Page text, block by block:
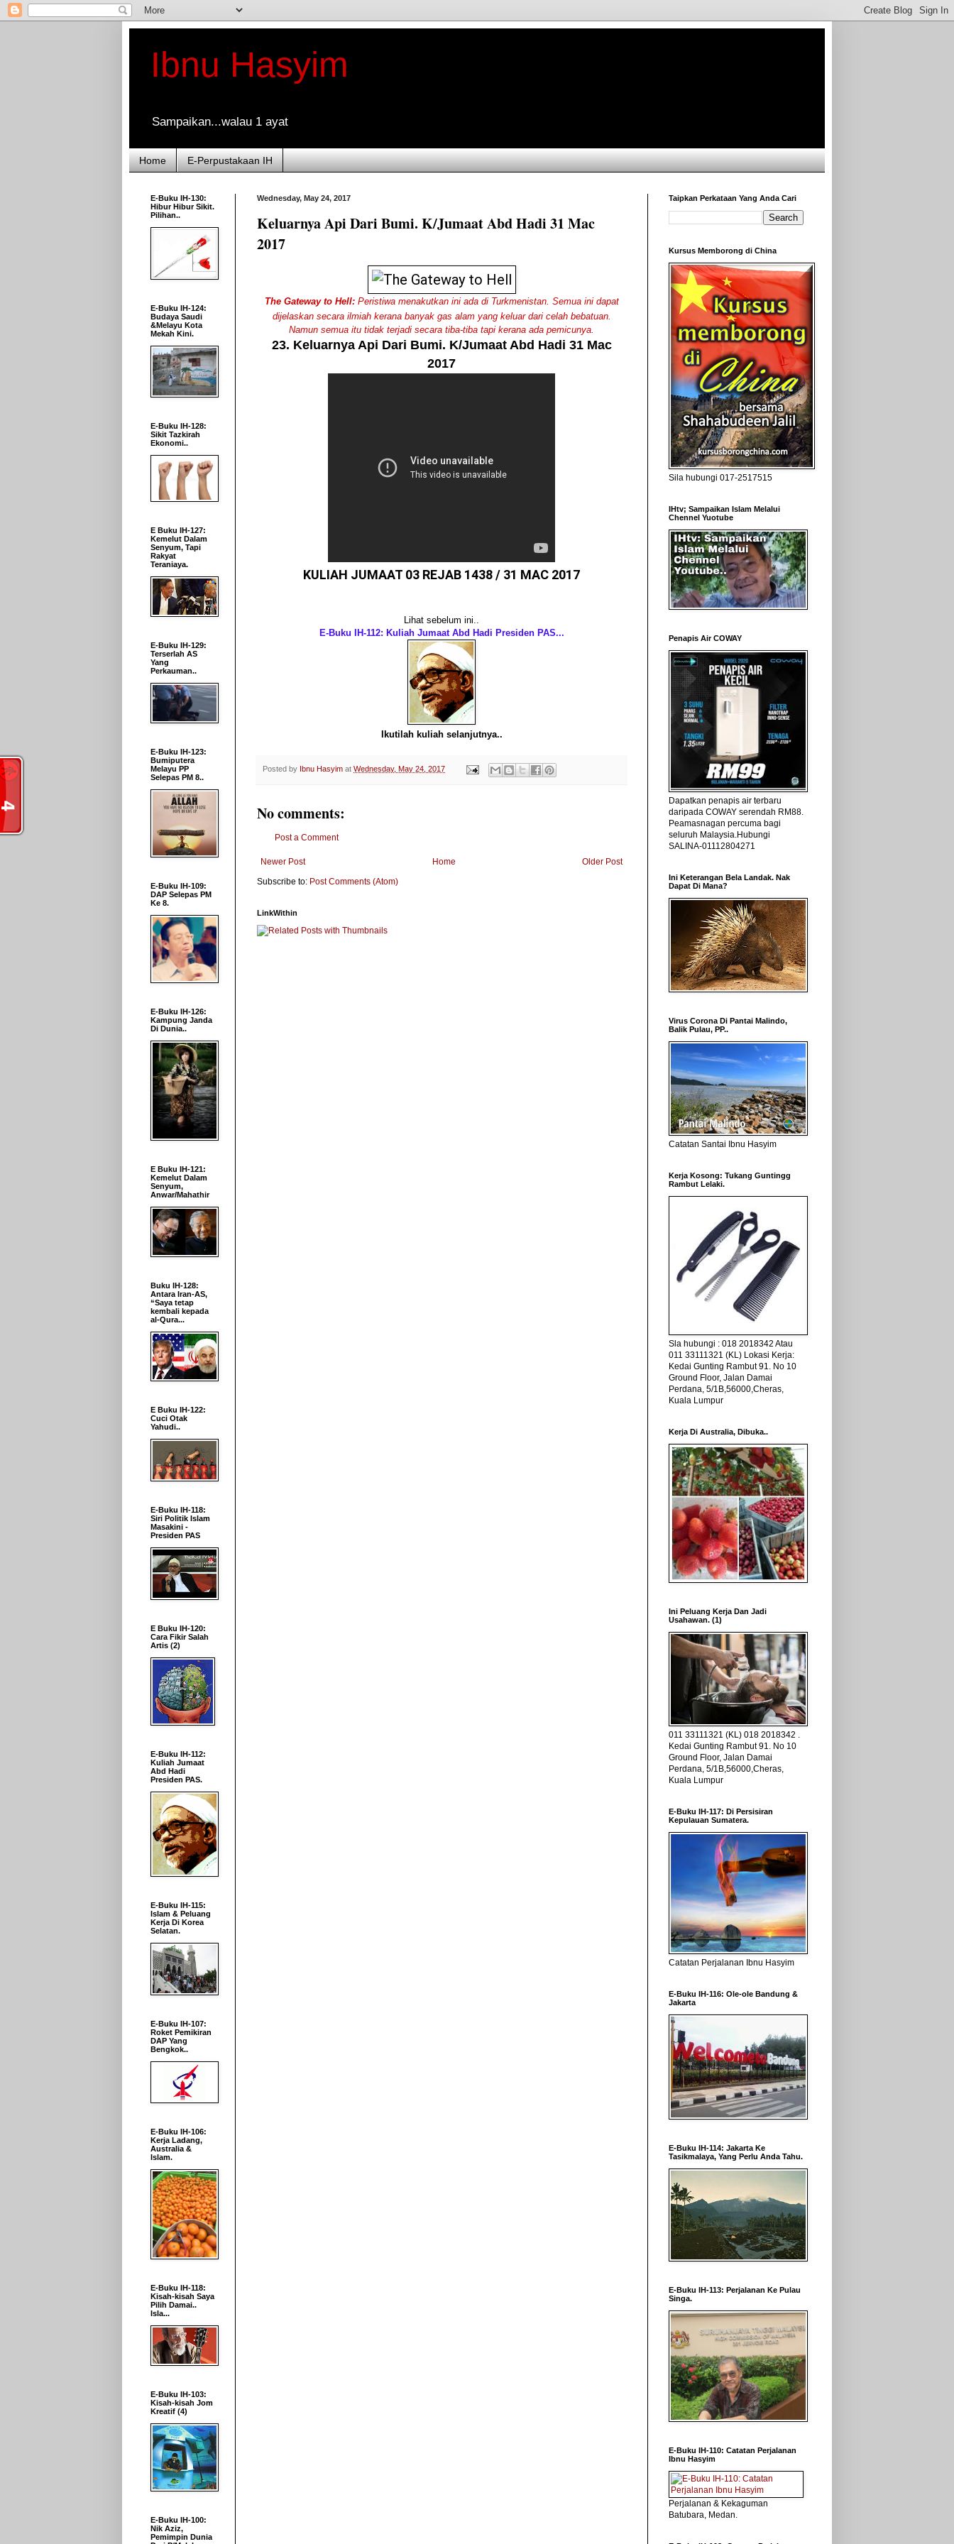
Ibnu Hasyim
Sampaikan...walau 1 ayat
Home E-Perpustakaan IH
Wednesday, May 24, 2017
Keluarnya Api Dari Bumi. K/Jumaat Abd Hadi 31 Mac
2017
The Gateway to Hell: Peristiwa menakutkan ini ada di Turkmenistan. Semua ini dapat
dijelaskan secara ilmiah kerana banyak gas alam yang keluar dari celah bebatuan.
Namun semua itu tidak terjadi secara tiba-tiba tapi kerana ada pemicunya.
23. Keluarnya Api Dari Bumi. K/Jumaat Abd Hadi 31 Mac
2017
KULIAH JUMAAT 03 REJAB 1438 / 31 MAC 2017
Lihat sebelum ini..
E-Buku IH-112: Kuliah Jumaat Abd Hadi Presiden PAS...
Ikutilah kuliah selanjutnya..
Posted by Ibnu Hasyim at Wednesday, May 24, 2017
No comments:
Post a Comment
Newer Post Older Post
Home
Subscribe to: Post Comments (Atom)
LinkWithin
E-Buku IH-130:
Hibur Hibur Sikit.
Pilihan..
E-Buku IH-124:
Budaya Saudi
&Melayu Kota
Mekah Kini.
E-Buku IH-128:
Sikit Tazkirah
Ekonomi..
E Buku IH-127:
Kemelut Dalam
Senyum, Tapi
Rakyat
Teraniaya.
E-Buku IH-129:
Terserlah AS
Yang
Perkauman..
E-Buku IH-123:
Bumiputera
Melayu PP
Selepas PM 8..
E-Buku IH-109:
DAP Selepas PM
Ke 8.
E-Buku IH-126:
Kampung Janda
Di Dunia..
E Buku IH-121:
Kemelut Dalam
Senyum,
Anwar/Mahathir
Buku IH-128:
Antara Iran-AS,
“Saya tetap
kembali kepada
al-Qura...
E Buku IH-122:
Cuci Otak
Yahudi..
E-Buku IH-118:
Siri Politik Islam
Masakini -
Presiden PAS
E Buku IH-120:
Cara Fikir Salah
Artis (2)
E-Buku IH-112:
Kuliah Jumaat
Abd Hadi
Presiden PAS.
E-Buku IH-115:
Islam & Peluang
Kerja Di Korea
Selatan.
E-Buku IH-107:
Roket Pemikiran
DAP Yang
Bengkok..
E-Buku IH-106:
Kerja Ladang,
Australia &
Islam.
E-Buku IH-118:
Kisah-kisah Saya
Pilih Damai..
Isla...
E-Buku IH-103:
Kisah-kisah Jom
Kreatif (4)
E-Buku IH-100:
Nik Aziz,
Pemimpin Dunia
Taipkan Perkataan Yang Anda Cari
Kursus Memborong di China
Sila hubungi 017-2517515
IHtv; Sampaikan Islam Melalui
Chennel Yuotube
Penapis Air COWAY
Dapatkan penapis air terbaru
daripada COWAY serendah RM88.
Peamasnagan percuma bagi
seluruh Malaysia.Hubungi
SALINA-01112804271
Ini Keterangan Bela Landak. Nak
Dapat Di Mana?
Virus Corona Di Pantai Malindo,
Balik Pulau, PP..
Catatan Santai Ibnu Hasyim
Kerja Kosong: Tukang Guntingg
Rambut Lelaki.
Sla hubungi : 018 2018342 Atau
011 33111321 (KL) Lokasi Kerja:
Kedai Gunting Rambut 91. No 10
Ground Floor, Jalan Damai
Perdana, 5/1B,56000,Cheras,
Kuala Lumpur
Kerja Di Australia, Dibuka..
Ini Peluang Kerja Dan Jadi
Usahawan. (1)
011 33111321 (KL) 018 2018342 .
Kedai Gunting Rambut 91. No 10
Ground Floor, Jalan Damai
Perdana, 5/1B,56000,Cheras,
Kuala Lumpur
E-Buku IH-117: Di Persisiran
Kepulauan Sumatera.
Catatan Perjalanan Ibnu Hasyim
E-Buku IH-116: Ole-ole Bandung &
Jakarta
E-Buku IH-114: Jakarta Ke
Tasikmalaya, Yang Perlu Anda Tahu.
E-Buku IH-113: Perjalanan Ke Pulau
Singa.
E-Buku IH-110: Catatan Perjalanan
Ibnu Hasyim
Perjalanan & Kekaguman
Batubara, Medan.